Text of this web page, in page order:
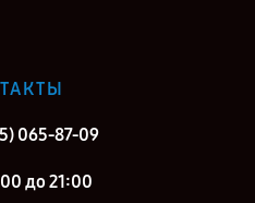
065-87-09
до 21:00